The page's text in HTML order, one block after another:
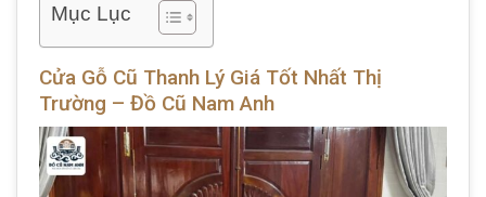
Mục Lục
Cửa Gỗ Cũ Thanh Lý Giá Tốt Nhất Thị
Trường – Đồ Cũ Nam Anh